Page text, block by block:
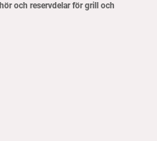
och reservdelar för grill och